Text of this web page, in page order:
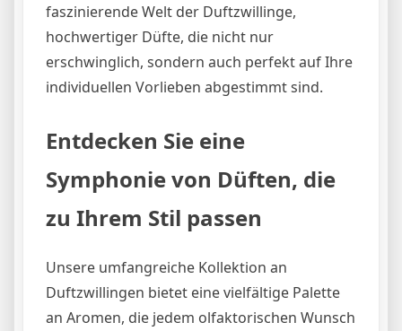
faszinierende Welt der Duftzwillinge,
hochwertiger Düfte, die nicht nur
erschwinglich, sondern auch perfekt auf Ihre
individuellen Vorlieben abgestimmt sind.
Entdecken Sie eine
Symphonie von Düften, die
zu Ihrem Stil passen
Unsere umfangreiche Kollektion an
Duftzwillingen bietet eine vielfältige Palette
an Aromen, die jedem olfaktorischen Wunsch